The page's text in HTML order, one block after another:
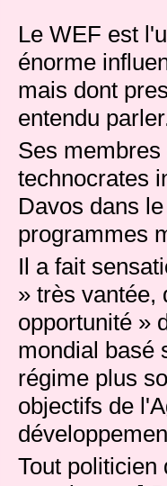
Le WEF est
énorme
mais dont
entendu
Ses
technocrates
Davos dans
programmes
Il a fait
» très vantée,
opportunité »
mondial basé
régime plus
objectifs de
Tout